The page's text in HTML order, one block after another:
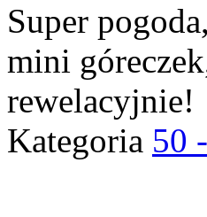
Super
mini
rewelacyjnie!
Kategoria 50